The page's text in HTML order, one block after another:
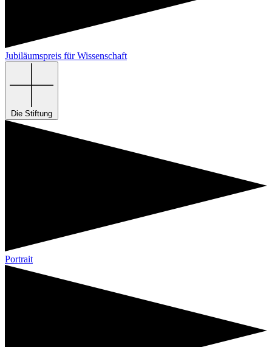
Jubiläumspreis für Wissenschaft
Die Stiftung
Portrait